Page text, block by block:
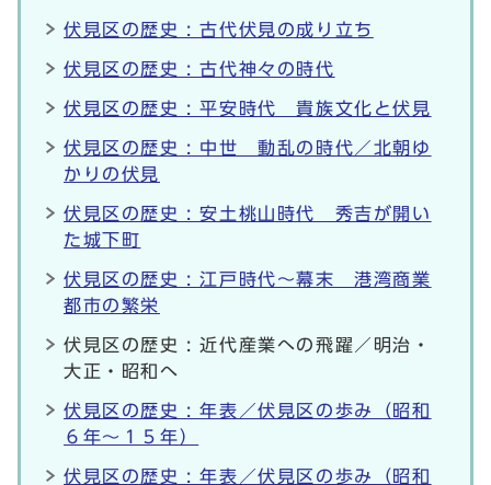
伏見区の歴史 : 古代伏見の成り立ち
伏見区の歴史 : 古代神々の時代
伏見区の歴史 : 平安時代 貴族文化と伏見
伏見区の歴史 : 中世 動乱の時代／北朝ゆ
かりの伏見
伏見区の歴史 : 安土桃山時代 秀吉が開い
た城下町
伏見区の歴史 : 江戸時代～幕末 港湾商業
都市の繁栄
伏見区の歴史 : 近代産業への飛躍／明治・
大正・昭和へ
伏見区の歴史 : 年表／伏見区の歩み（昭和
６年～１５年）
伏見区の歴史 : 年表／伏見区の歩み（昭和